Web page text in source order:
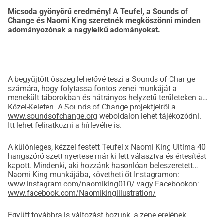
Mindenki, aki a következő tíz napban ezen az oldalon
adományt küld a Sounds Of Change-nek, esélyt kap arra,
1. Adományozz május 31. és június 9. között ezen az
oldalon a Sounds Of Change-nek.
2. Hagyj legalább egy e-mail címet az adományodnál, ha
sorsoláson, hogy kapcsolatba tudjunk lépni veled (névtelen
adományok természetesen szintén elfogadottak, de nem
vesznek részt a sorsoláson).
3. A minimumadomány 5 . Minden egyes adományozott
Micsoda gyönyörű eredmény! A Teufel, a Sounds of
Change és Naomi King szeretnék megköszönni minden
adományozónak a nagylelkű adományokat.
A begyűjtött összeg lehetővé teszi a Sounds of Change
számára, hogy folytassa fontos zenei munkáját a
menekült táborokban és hátrányos helyzetű területeken a
Közel-Keleten. A Sounds of Change projektjeiről a
www.soundsofchange.org weboldalon lehet tájékozódni.
Itt lehet feliratkozni a hírlevélre is.
A különleges, kézzel festett Teufel x Naomi King Ultima 40
hangszóró szett nyertese már ki lett választva és értesítést
kapott. Mindenki, aki hozzánk hasonlóan beleszeretett
Naomi King munkájába, követheti őt Instagramon:
www.instagram.com/naomiking010/ vagy Facebookon:
www.facebook.com/Naomikingillustration/
Együtt továbbra is változást hozunk, a zene erejének